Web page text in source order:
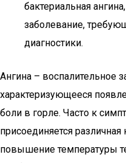
бактериальная
заболевание,
диагностики.
Ангина – воспалительное
характеризующееся
боли в горле. Часто к
присоединяется различная
повышение температуры